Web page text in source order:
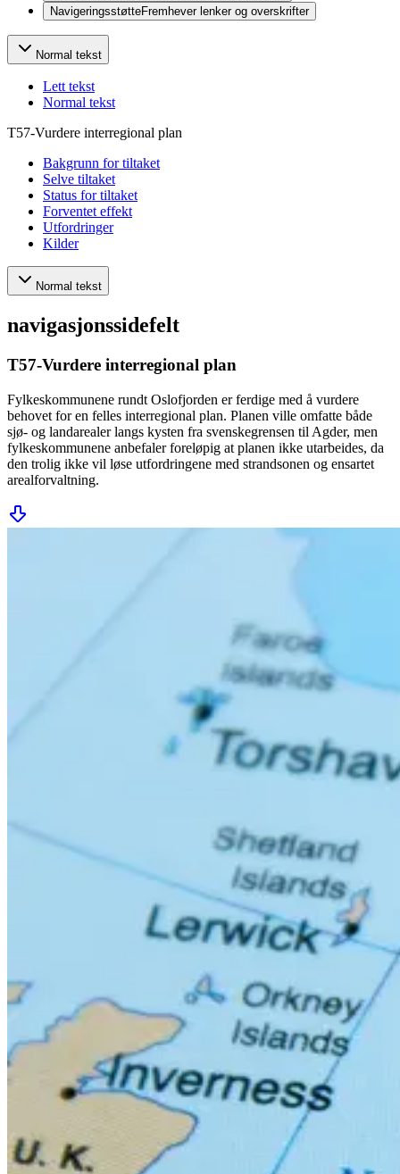
NavigeringsstøtteFremhever lenker og overskrifter
Normal tekst
Lett tekst
Normal tekst
T57-Vurdere interregional plan
Bakgrunn for tiltaket
Selve tiltaket
Status for tiltaket
Forventet effekt
Utfordringer
Kilder
Normal tekst
navigasjonssidefelt
T57-Vurdere interregional plan
Fylkeskommunene rundt Oslofjorden er ferdige med å vurdere
behovet for en felles interregional plan. Planen ville omfatte både
sjø- og landarealer langs kysten fra svenskegrensen til Agder, men
fylkeskommunene anbefaler foreløpig at planen ikke utarbeides, da
den trolig ikke vil løse utfordringene med strandsonen og ensartet
arealforvaltning.